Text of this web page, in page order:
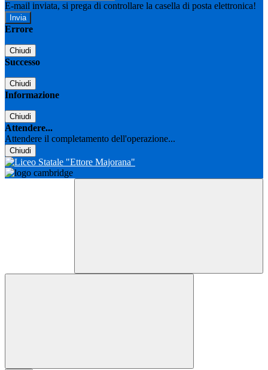
E-mail inviata, si prega di controllare la casella di posta elettronica!
Errore
Chiudi
Successo
Chiudi
Informazione
Chiudi
Attendere...
Attendere il completamento dell'operazione...
Chiudi